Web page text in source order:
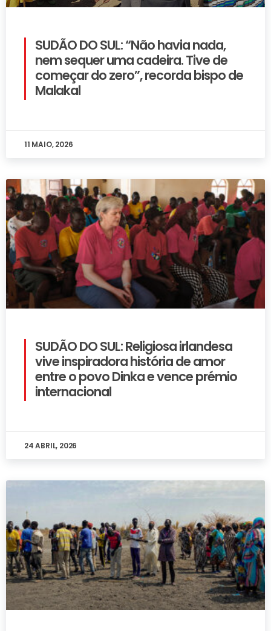
SUDÃO DO SUL: “Não havia nada,
nem sequer uma cadeira. Tive de
começar do zero”, recorda bispo de
Malakal
11 MAIO, 2026
SUDÃO DO SUL: Religiosa irlandesa
vive inspiradora história de amor
entre o povo Dinka e vence prémio
internacional
24 ABRIL, 2026